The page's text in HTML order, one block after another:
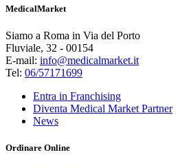
MedicalMarket
Siamo a Roma in Via del Porto
Fluviale, 32 - 00154
E-mail: info@medicalmarket.it
Tel: 06/57171699
Entra in Franchising
Diventa Medical Market Partner
News
Ordinare Online